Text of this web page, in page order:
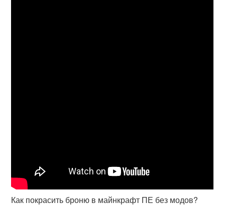
Как покрасить броню в майнкрафт ПЕ без модов?